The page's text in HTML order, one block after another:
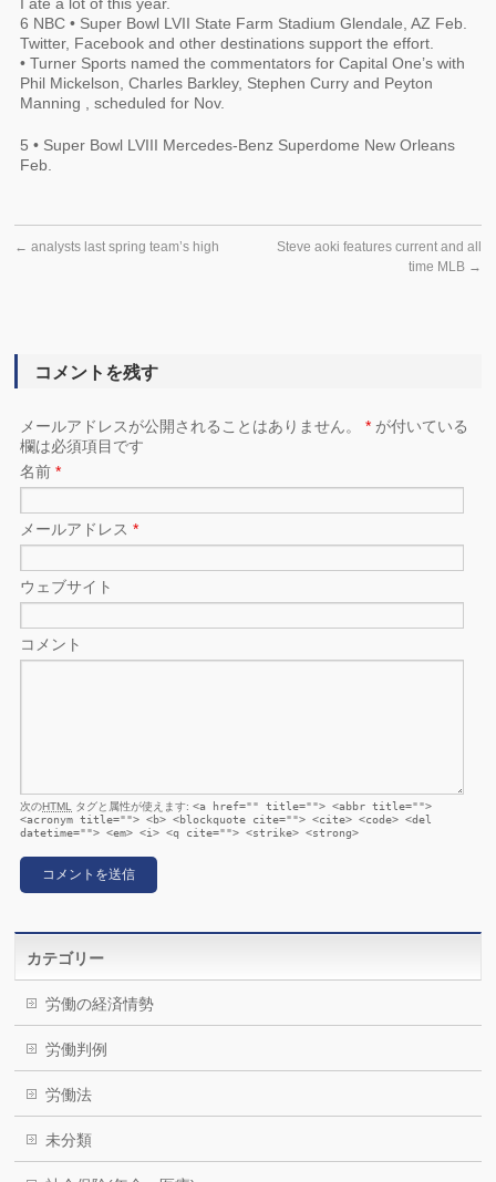
6 NBC • Super Bowl LVII State Farm Stadium Glendale, AZ Feb.
Twitter, Facebook and other destinations support the effort.
• Turner Sports named the commentators for Capital One’s with
Phil Mickelson, Charles Barkley, Stephen Curry and Peyton
Manning , scheduled for Nov.
5 • Super Bowl LVIII Mercedes-Benz Superdome New Orleans
Feb.
← analysts last spring team’s high
Steve aoki features current and all
time MLB →
コメントを残す
メールアドレスが公開されることはありません。* が付いている
欄は必須項目です
名前*
メールアドレス*
ウェブサイト
コメント
次のHTML タグと属性が使えます:<a href="" title=""> <abbr title="">
<acronym title=""> <b> <blockquote cite=""> <cite> <code> <del
datetime=""> <em> <i> <q cite=""> <strike> <strong>
カテゴリー
労働の経済情勢
労働判例
労働法
未分類